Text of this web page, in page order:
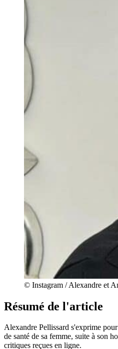
© Instagram / Alexandre et
Résumé de l'article
Alexandre Pellissard s'exprime
de santé de sa femme, suite à son
critiques reçues en ligne.